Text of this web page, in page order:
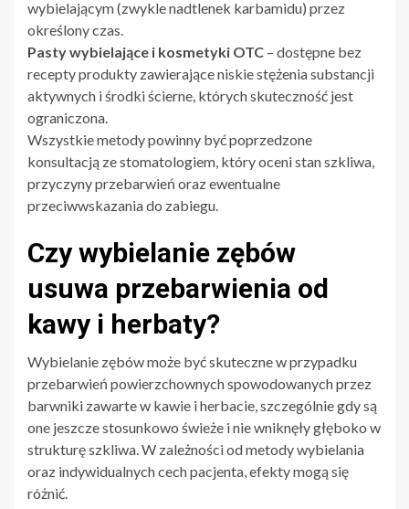
wybielającym (zwykle nadtlenek karbamidu) przez
określony czas.
Pasty wybielające i kosmetyki OTC – dostępne bez
recepty produkty zawierające niskie stężenia substancji
aktywnych i środki ścierne, których skuteczność jest
ograniczona.
Wszystkie metody powinny być poprzedzone
konsultacją ze stomatologiem, który oceni stan szkliwa,
przyczyny przebarwień oraz ewentualne
przeciwwskazania do zabiegu.
Czy wybielanie zębów
usuwa przebarwienia od
kawy i herbaty?
Wybielanie zębów może być skuteczne w przypadku
przebarwień powierzchownych spowodowanych przez
barwniki zawarte w kawie i herbacie, szczególnie gdy są
one jeszcze stosunkowo świeże i nie wniknęły głęboko w
strukturę szkliwa. W zależności od metody wybielania
oraz indywidualnych cech pacjenta, efekty mogą się
różnić.